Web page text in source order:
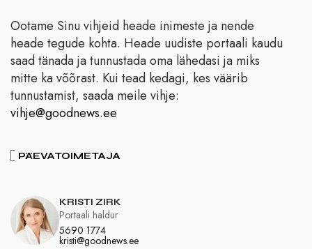
Ootame Sinu vihjeid heade inimeste ja nende
heade tegude kohta. Heade uudiste portaali kaudu
saad tänada ja tunnustada oma lähedasi ja miks
mitte ka võõrast. Kui tead kedagi, kes väärib
tunnustamist, saada meile vihje:
vihje@goodnews.ee
PÄEVATOIMETAJA
KRISTI ZIRK
5690 1774
kristi@goodnews.ee
Portaali haldur